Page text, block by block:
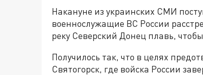
Накануне из украинских СМИ
военнослужащие ВС России
реку Северский Донец плавь,
Получилось так, что в целях
Святогорск, где войска России